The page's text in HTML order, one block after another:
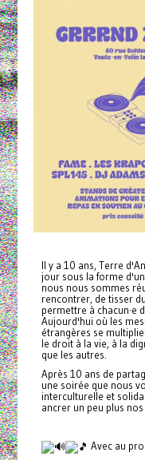
Il y a 10 ans, Terre
jour sous la forme
nous nous sommes
rencontrer, de tisser
permettre à chacun·e
Aujourd'hui où les
étrangères se
le droit à la vie, à la
que les autres.
Après 10 ans de
une soirée que nous
interculturelle et
ancrer un peu plus
Avec au